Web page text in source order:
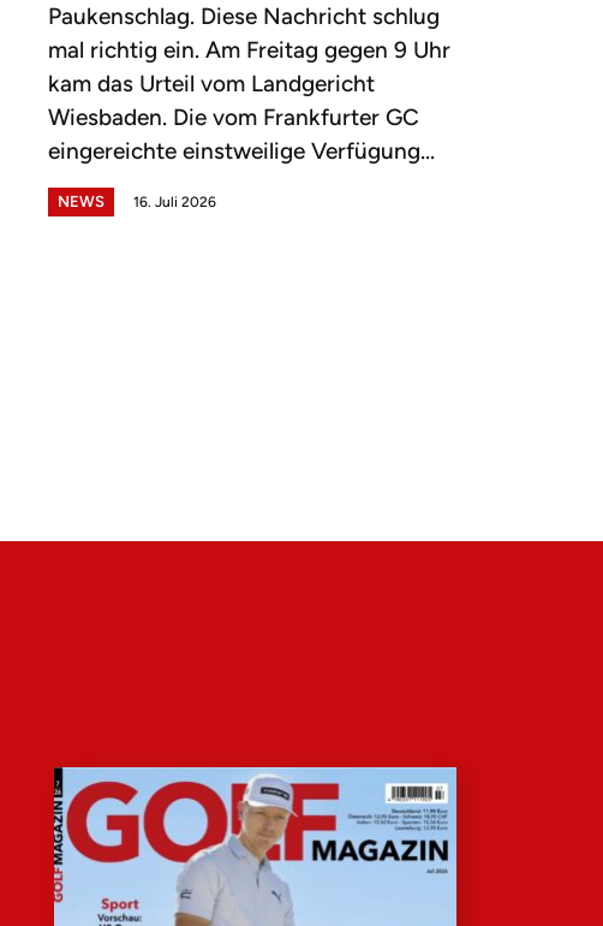
Paukenschlag. Diese Nachricht schlug
mal richtig ein. Am Freitag gegen 9 Uhr
kam das Urteil vom Landgericht
Wiesbaden. Die vom Frankfurter GC
eingereichte einstweilige Verfügung...
NEWS 16. Juli 2026